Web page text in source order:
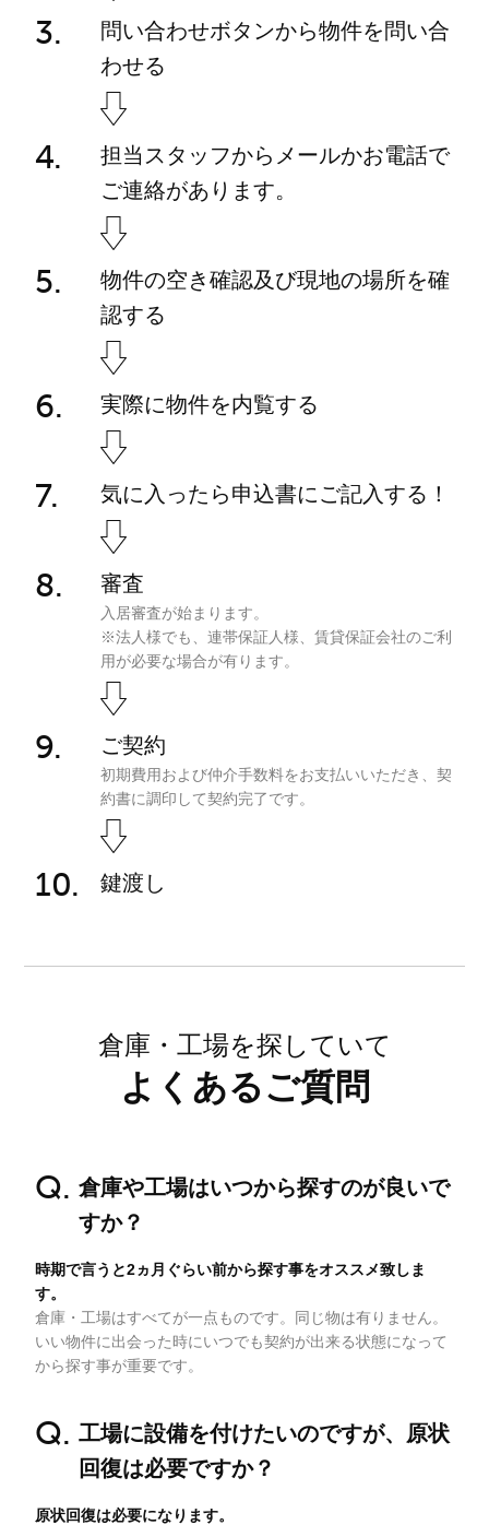
問い合わせボタンから物件を問い合
わせる
担当スタッフからメールかお電話で
ご連絡があります。
物件の空き確認及び現地の場所を確
認する
実際に物件を内覧する
気に入ったら申込書にご記入する！
審査
入居審査が始まります。
※法人様でも、連帯保証人様、賃貸保証会社のご利
用が必要な場合が有ります。
ご契約
初期費用および仲介手数料をお支払いいただき、契
約書に調印して契約完了です。
鍵渡し
倉庫・工場を探していて
よくあるご質問
倉庫や工場はいつから探すのが良いで
すか？
時期で言うと2ヵ月ぐらい前から探す事をオススメ致しま
す。
倉庫・工場はすべてが一点ものです。同じ物は有りません。
いい物件に出会った時にいつでも契約が出来る状態になって
から探す事が重要です。
工場に設備を付けたいのですが、原状
回復は必要ですか？
原状回復は必要になります。